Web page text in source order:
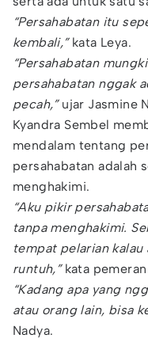
“Persahabatan itu
kembali,”kata Leya.
“Persahabatan
persahabatan nggak
pecah,”ujar Jasmine
Kyandra Sembel
mendalam tentang
persahabatan adalah
menghakimi.
“Aku pikir
tanpa menghakimi.
tempat pelarian
runtuh,”kata
“Kadang apa yang
atau orang lain, bisa
Nadya.